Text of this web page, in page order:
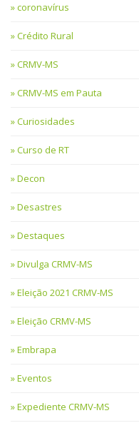
coronavírus
Crédito Rural
CRMV-MS
CRMV-MS em Pauta
Curiosidades
Curso de RT
Decon
Desastres
Destaques
Divulga CRMV-MS
Eleição 2021 CRMV-MS
Eleição CRMV-MS
Embrapa
Eventos
Expediente CRMV-MS